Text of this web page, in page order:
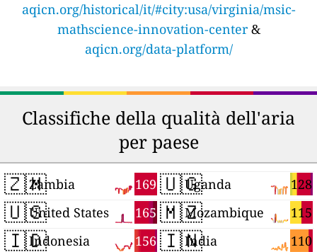
aqicn.org/historical/it/#city:usa/virginia/msic-
mathscience-innovation-center&
aqicn.org/data-platform/
Classifiche della qualità dell'aria
per paese
🇿🇲 169
Zambia
🇺🇸 165
United States
🇮🇩 156
Indonesia
🇺🇬 128
Uganda
🇲🇿 115
Mozambique
🇮🇳 110
India